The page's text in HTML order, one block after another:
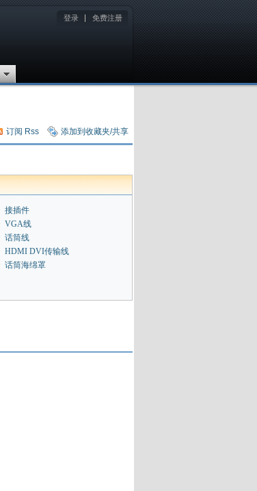
登录 免费注册
订阅 Rss 添加到收藏夹/共享
接插件
VGA线
话筒线
HDMI DVI传输线
话筒海绵罩